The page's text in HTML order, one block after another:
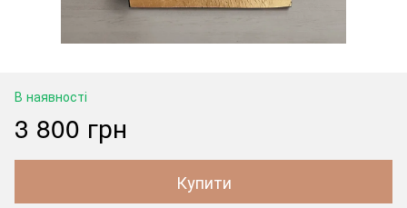
В наявності
3 800 грн
Купити